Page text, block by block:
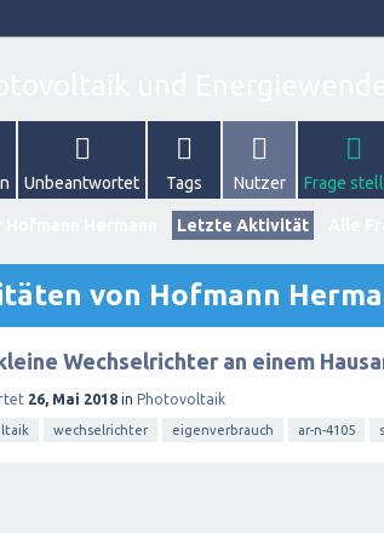
Unbeantwortet Tags Nutzer Frage
Letzte Aktivität
von Hofmann
Wechselrichter an einem
26, Mai 2018 in Photovoltaik
wechselrichter eigenverbrauch ar-n-4105